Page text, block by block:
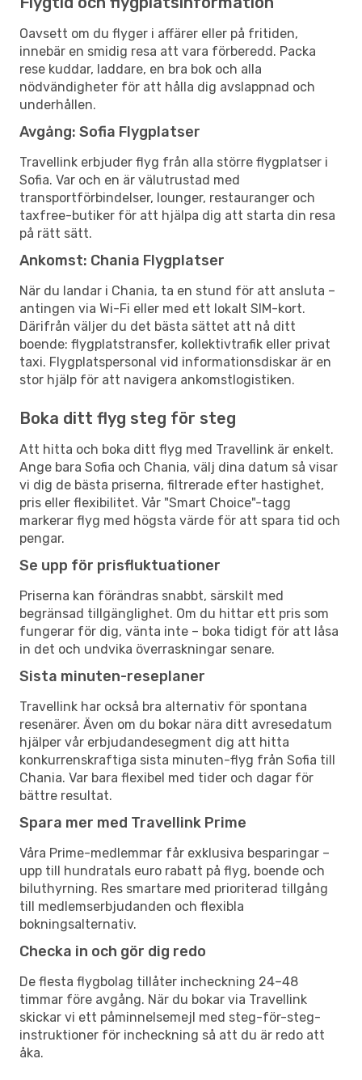
Oavsett om du flyger i affärer eller på fritiden,
innebär en smidig resa att vara förberedd. Packa
rese kuddar, laddare, en bra bok och alla
nödvändigheter för att hålla dig avslappnad och
underhållen.
Avgång: Sofia Flygplatser
Travellink erbjuder flyg från alla större flygplatser i
Sofia. Var och en är välutrustad med
transportförbindelser, lounger, restauranger och
taxfree-butiker för att hjälpa dig att starta din resa
på rätt sätt.
Ankomst: Chania Flygplatser
När du landar i Chania, ta en stund för att ansluta –
antingen via Wi-Fi eller med ett lokalt SIM-kort.
Därifrån väljer du det bästa sättet att nå ditt
boende: flygplatstransfer, kollektivtrafik eller privat
taxi. Flygplatspersonal vid informationsdiskar är en
stor hjälp för att navigera ankomstlogistiken.
Boka ditt flyg steg för steg
Att hitta och boka ditt flyg med Travellink är enkelt.
Ange bara Sofia och Chania, välj dina datum så visar
vi dig de bästa priserna, filtrerade efter hastighet,
pris eller flexibilitet. Vår "Smart Choice"-tagg
markerar flyg med högsta värde för att spara tid och
pengar.
Se upp för prisfluktuationer
Priserna kan förändras snabbt, särskilt med
begränsad tillgänglighet. Om du hittar ett pris som
fungerar för dig, vänta inte – boka tidigt för att låsa
in det och undvika överraskningar senare.
Sista minuten-reseplaner
Travellink har också bra alternativ för spontana
resenärer. Även om du bokar nära ditt avresedatum
hjälper vår erbjudandesegment dig att hitta
konkurrenskraftiga sista minuten-flyg från Sofia till
Chania. Var bara flexibel med tider och dagar för
bättre resultat.
Spara mer med Travellink Prime
Våra Prime-medlemmar får exklusiva besparingar –
upp till hundratals euro rabatt på flyg, boende och
biluthyrning. Res smartare med prioriterad tillgång
till medlemserbjudanden och flexibla
bokningsalternativ.
Checka in och gör dig redo
De flesta flygbolag tillåter incheckning 24–48
timmar före avgång. När du bokar via Travellink
skickar vi ett påminnelsemejl med steg-för-steg-
instruktioner för incheckning så att du är redo att
åka.